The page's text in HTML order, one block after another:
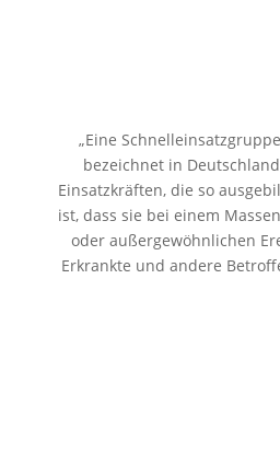
„Eine
bezeichnet in
Einsatzkräften, die so
ist, dass sie bei einem
oder außergewöhnlichen
Erkrankte und andere